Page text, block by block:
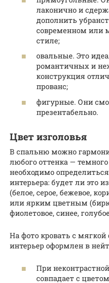
лаконично и
дополнить
современном или
стиле;
овальные. Это
романтичных и
конструкция
прованс;
фигурные. Они
презентабельно.
Цвет изголовья
В спальню можно
любого оттенка —
необходимо
интерьера: будет ли это
(белое, серое, бежевое,
или ярким цветным
фиолетовое, синее,
На фото кровать с мягкой
интерьер оформлен в
При
совпадает с